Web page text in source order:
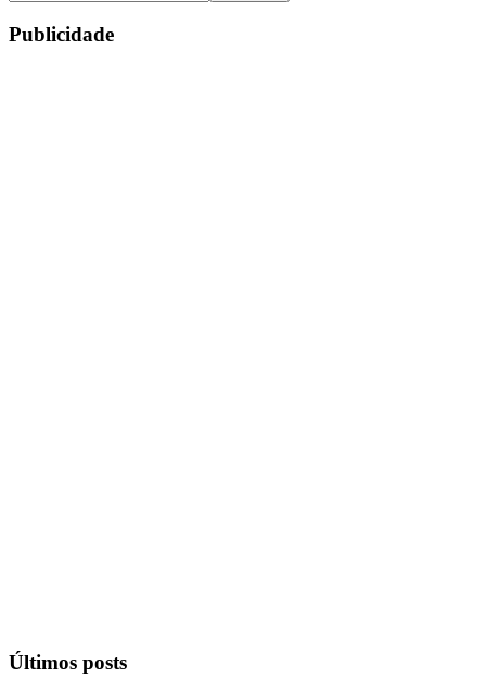
Publicidade
Últimos posts